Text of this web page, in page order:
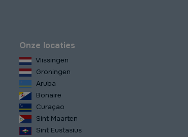
Onze locaties
Vlissingen
Groningen
Aruba
Bonaire
Curaçao
Sint Maarten
Sint Eustasius